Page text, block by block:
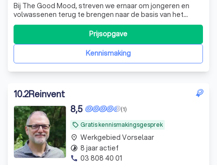
Bij The Good Mood, streven we ernaar om jongeren en
volwassenen terug te brengen naar de basis van het
leven: gewoon jezelf zijn, inclusief alle rafelrandjes. We
geloven dat ieder mens geboren wordt met een schat
aan talenten, maar dat we vaak niet leren deze ten volle
te benutten als draagkracht vo
Kennismaking
Prijsopgave
10.2Reinvent
local_offer Gratis kennismakingsgesprek
(1)
8,5
place Werkgebied Vorselaar
timelapse 8 jaar actief
phone 03 808 40 01